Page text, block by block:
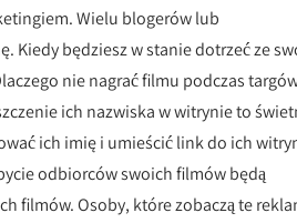
Wielu blogerów lub
Kiedy będziesz w stanie dotrzeć ze
nie nagrać filmu podczas
ich nazwiska w witrynie to
ich imię i umieścić link do ich
odbiorców swoich filmów będą
filmów. Osoby, które zobaczą te